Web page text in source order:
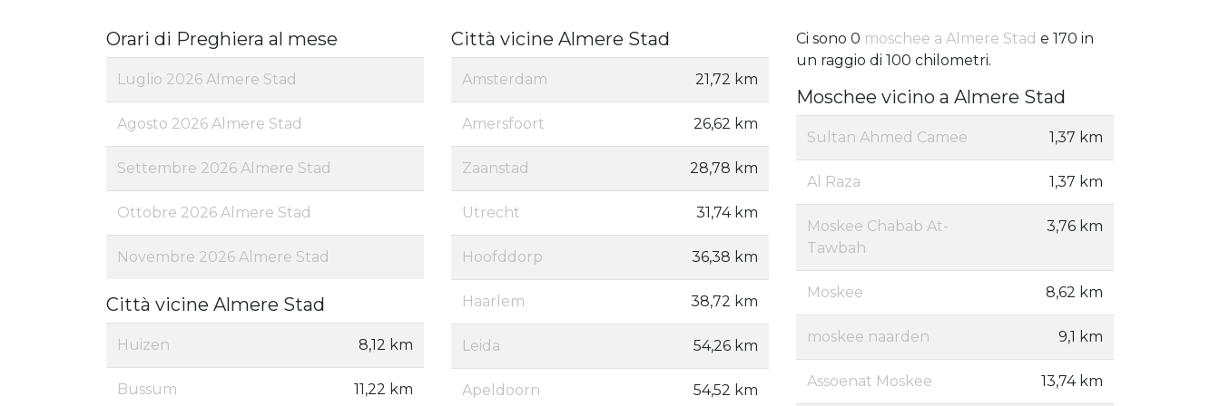
Orari di Preghiera al mese
Luglio 2026 Almere Stad
Agosto 2026 Almere Stad
Settembre 2026 Almere Stad
Ottobre 2026 Almere Stad
Novembre 2026 Almere Stad
Città vicine Almere Stad
Huizen 8,12 km
Bussum 11,22 km
Città vicine Almere Stad
Amsterdam 21,72 km
Amersfoort 26,62 km
Zaanstad 28,78 km
Utrecht 31,74 km
Hoofddorp 36,38 km
Haarlem 38,72 km
Leida 54,26 km
Apeldoorn 54,52 km
Ci sono 0 moschee a Almere Stad e 170 in
un raggio di 100 chilometri.
Moschee vicino a Almere Stad
Sultan Ahmed Camee 1,37 km
Al Raza 1,37 km
Moskee Chabab At-
Tawbah
3,76 km
Moskee 8,62 km
moskee naarden 9,1 km
Assoenat Moskee 13,74 km